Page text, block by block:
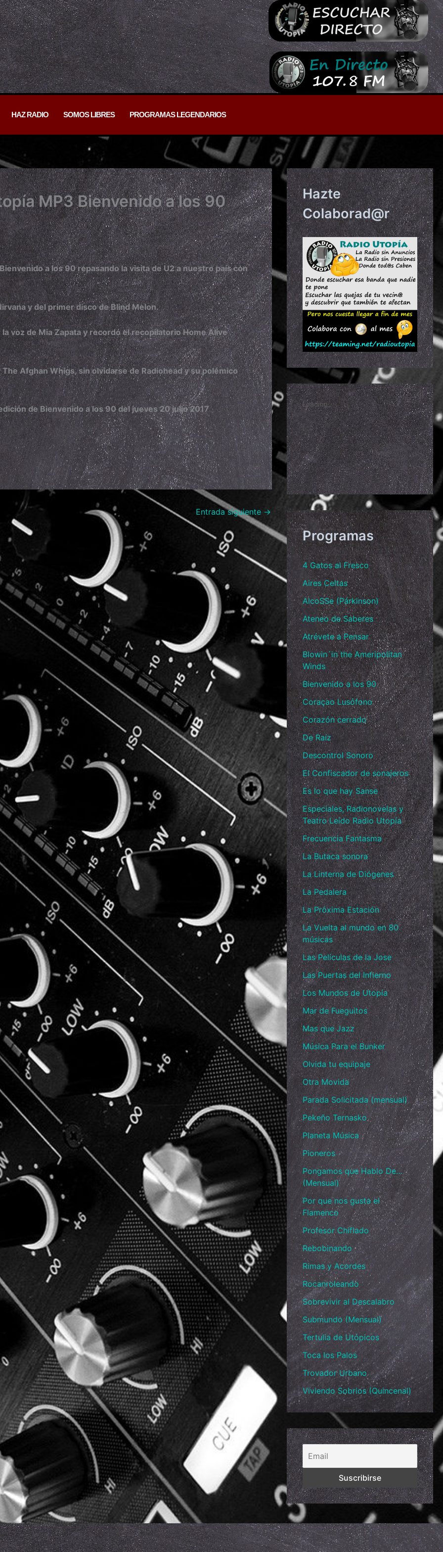
HAZ RADIO SOMOS LIBRES PROGRAMAS LEGENDARIOS
MP3 Bienvenido a los 90
a los 90 repasando la visita de U2 a nuestro país con
y del primer disco de Blind Melon.
voz de Mia Zapata y recordó el recopilatorio Home Alive
Afghan Whigs, sin olvidarse de Radiohead y su polémico
de Bienvenido a los 90 del jueves 20 julio 2017
Entrada siguiente →
Hazte
Colaborad@r
Programas
4 Gatos al Fresco
Aires Celtas
AlcoSSe (Párkinson)
Ateneo de Saberes
Atrévete a Pensar
Blowin´in the Ameripolitan
Winds
Bienvenido a los 90
Coraçao Lusófono
Corazón cerrado
De Raíz
Descontrol Sonoro
El Confiscador de sonajeros
Es lo que hay Sanse
Especiales, Radionovelas y
Teatro Leído Radio Utopía
Frecuencia Fantasma
La Butaca sonora
La Linterna de Diógenes
La Pedalera
La Próxima Estación
La Vuelta al mundo en 80
músicas
Las Películas de la Jose
Las Puertas del Infierno
Los Mundos de Utopía
Mar de Fueguitos
Mas que Jazz
Música Para el Bunker
Olvida tu equipaje
Otra Movida
Parada Solicitada (mensual)
Pekeño Ternasko
Planeta Música
Pioneros
Pongamos que Hablo De…
(Mensual)
Por que nos gusta el
Flamenco
Profesor Chiflado
Rebobinando
Rimas y Acordes
Rocanroleando
Sobrevivir al Descalabro
Submundo (Mensual)
Tertulia de Utópicos
Toca los Palos
Trovador Urbano
Viviendo Sobrios (Quincenal)